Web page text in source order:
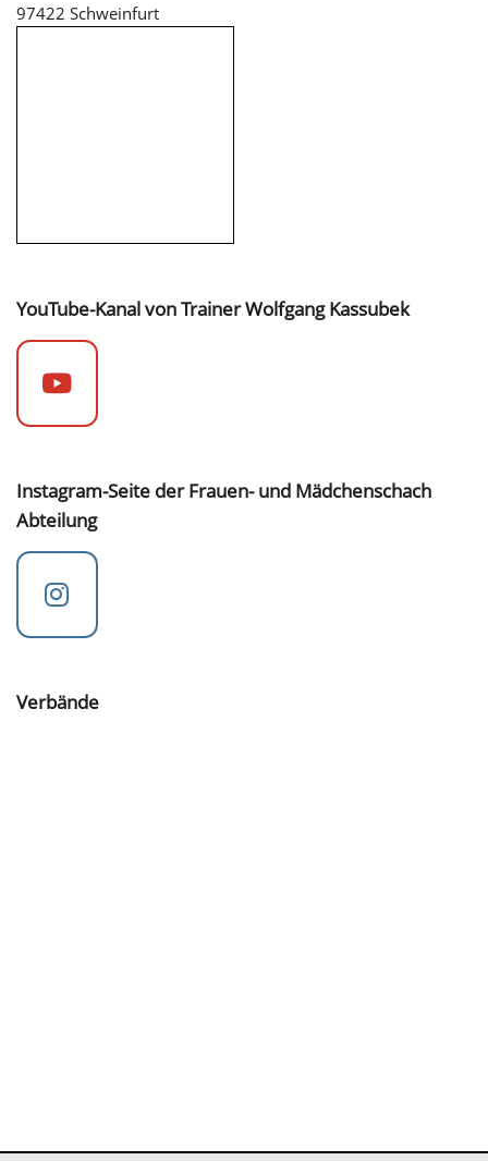
97422 Schweinfurt
YouTube-Kanal von Trainer Wolfgang Kassubek
Instagram-Seite der Frauen- und Mädchenschach
Abteilung
Verbände